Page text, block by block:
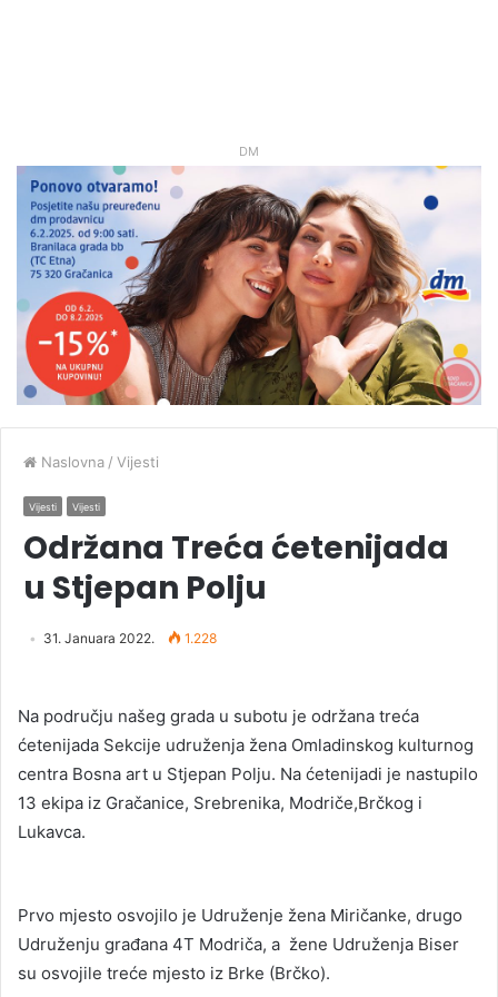
DM
Naslovna / Vijesti
Vijesti Vijesti
Održana Treća ćetenijada
u Stjepan Polju
31. Januara 2022. 1.228
Na području našeg grada u subotu je održana treća
ćetenijada Sekcije udruženja žena Omladinskog kulturnog
centra Bosna art u Stjepan Polju. Na ćetenijadi je nastupilo
13 ekipa iz Gračanice, Srebrenika, Modriče,Brčkog i
Lukavca.
Prvo mjesto osvojilo je Udruženje žena Miričanke, drugo
Udruženju građana 4T Modriča, a žene Udruženja Biser
su osvojile treće mjesto iz Brke (Brčko).